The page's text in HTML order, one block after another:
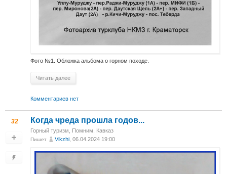
Фото №1. Обложка альбома о горном походе.
Читать далее
Комментариев нет
32 Когда чреда прошла годов...
Горный туризм Помним Кавказ
Пишет Vikzhi , 06.04.2024 19:00